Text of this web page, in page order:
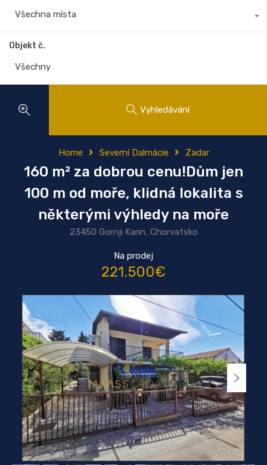
Všechna místa
Objekt č.
Vyhledávání
Home Severní Dalmácie Zadar
160 m² za dobrou cenu!Dům jen
100 m od moře, klidná lokalita s
některými výhledy na moře
23450 Gornji Karin, Chorvatsko
Na prodej
221.500€